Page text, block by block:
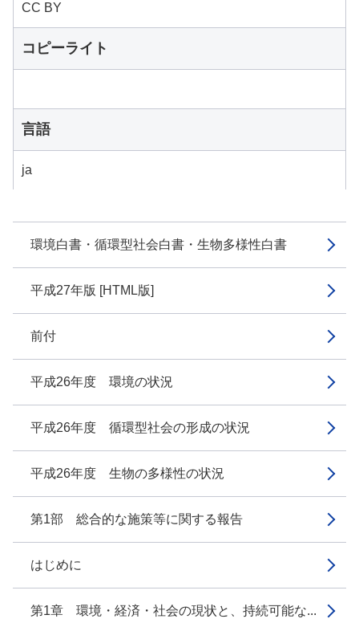
環境白書・循環型社会白書・生物多様性白書
平成27年版 [HTML版]
前付
平成26年度 環境の状況
平成26年度 循環型社会の形成の状況
平成26年度 生物の多様性の状況
第1部 総合的な施策等に関する報告
はじめに
第1章 環境・経済・社会の現状と、持続可能な...
CC BY
コピーライト
言語
ja